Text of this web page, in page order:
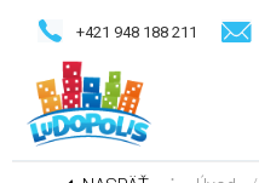
+421 948 188 211